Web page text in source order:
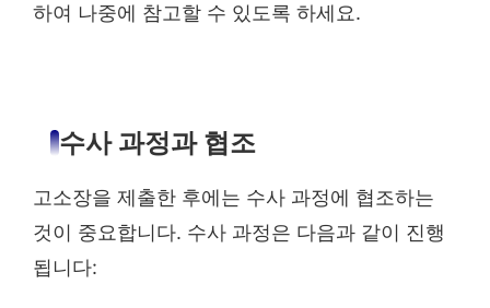
하여 나중에 참고할 수 있도록 하세요.
수사 과정과 협조
고소장을 제출한 후에는 수사 과정에 협조하는
것이 중요합니다. 수사 과정은 다음과 같이 진행
됩니다: